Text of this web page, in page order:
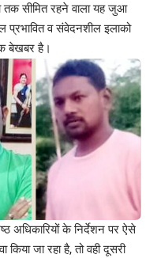
तक सीमित रहने वाला यह जुआ
व संवेदनशील इलाको
बेखबर है।
अधिकारियों के निर्देशन पर ऐसे
किया जा रहा है, तो वही दूसरी